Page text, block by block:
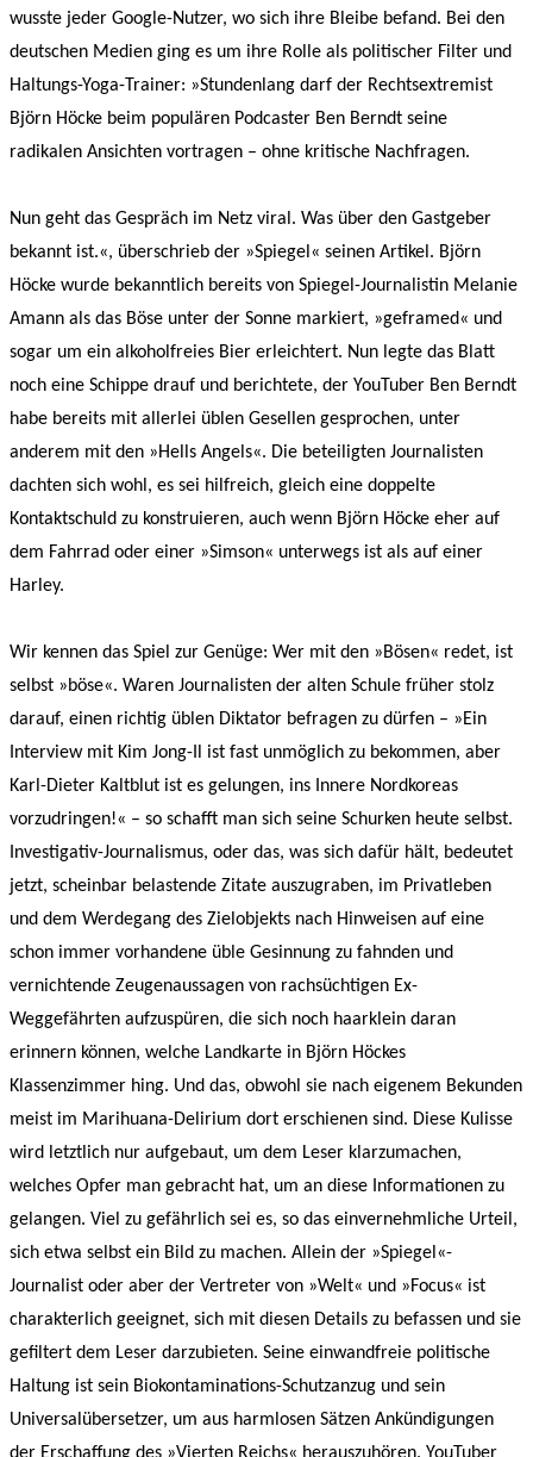
wusste jeder Google-Nutzer, wo sich ihre Bleibe befand. Bei den
deutschen Medien ging es um ihre Rolle als politischer Filter und
Haltungs-Yoga-Trainer: »Stundenlang darf der Rechtsextremist
Björn Höcke beim populären Podcaster Ben Berndt seine
radikalen Ansichten vortragen – ohne kritische Nachfragen.
Nun geht das Gespräch im Netz viral. Was über den Gastgeber
bekannt ist.«, überschrieb der »Spiegel« seinen Artikel. Björn
Höcke wurde bekanntlich bereits von Spiegel-Journalistin Melanie
Amann als das Böse unter der Sonne markiert, »geframed« und
sogar um ein alkoholfreies Bier erleichtert. Nun legte das Blatt
noch eine Schippe drauf und berichtete, der YouTuber Ben Berndt
habe bereits mit allerlei üblen Gesellen gesprochen, unter
anderem mit den »Hells Angels«. Die beteiligten Journalisten
dachten sich wohl, es sei hilfreich, gleich eine doppelte
Kontaktschuld zu konstruieren, auch wenn Björn Höcke eher auf
dem Fahrrad oder einer »Simson« unterwegs ist als auf einer
Harley.
Wir kennen das Spiel zur Genüge: Wer mit den »Bösen« redet, ist
selbst »böse«. Waren Journalisten der alten Schule früher stolz
darauf, einen richtig üblen Diktator befragen zu dürfen – »Ein
Interview mit Kim Jong-Il ist fast unmöglich zu bekommen, aber
Karl-Dieter Kaltblut ist es gelungen, ins Innere Nordkoreas
vorzudringen!« – so schafft man sich seine Schurken heute selbst.
Investigativ-Journalismus, oder das, was sich dafür hält, bedeutet
jetzt, scheinbar belastende Zitate auszugraben, im Privatleben
und dem Werdegang des Zielobjekts nach Hinweisen auf eine
schon immer vorhandene üble Gesinnung zu fahnden und
vernichtende Zeugenaussagen von rachsüchtigen Ex-
Weggefährten aufzuspüren, die sich noch haarklein daran
erinnern können, welche Landkarte in Björn Höckes
Klassenzimmer hing. Und das, obwohl sie nach eigenem Bekunden
meist im Marihuana-Delirium dort erschienen sind. Diese Kulisse
wird letztlich nur aufgebaut, um dem Leser klarzumachen,
welches Opfer man gebracht hat, um an diese Informationen zu
gelangen. Viel zu gefährlich sei es, so das einvernehmliche Urteil,
sich etwa selbst ein Bild zu machen. Allein der »Spiegel«-
Journalist oder aber der Vertreter von »Welt« und »Focus« ist
charakterlich geeignet, sich mit diesen Details zu befassen und sie
gefiltert dem Leser darzubieten. Seine einwandfreie politische
Haltung ist sein Biokontaminations-Schutzanzug und sein
Universalübersetzer, um aus harmlosen Sätzen Ankündigungen
der Erschaffung des »Vierten Reichs« herauszuhören. YouTuber